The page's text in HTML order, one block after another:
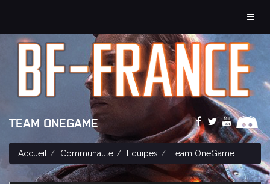
MENU
TEAM ONEGAME
Accueil Communauté Equipes Team OneGame